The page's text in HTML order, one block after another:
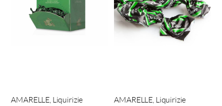
AMARELLE, Liquirizie
AMARELLE, Liquirizie